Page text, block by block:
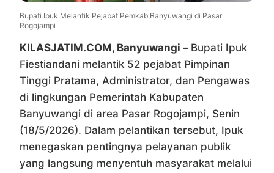
Bupati Ipuk Melantik Pejabat Pemkab Banyuwangi di Pasar
Rogojampi
KILASJATIM.COM, Banyuwangi – Bupati Ipuk
Fiestiandani melantik 52 pejabat Pimpinan
Tinggi Pratama, Administrator, dan Pengawas
di lingkungan Pemerintah Kabupaten
Banyuwangi di area Pasar Rogojampi, Senin
(18/5/2026). Dalam pelantikan tersebut, Ipuk
menegaskan pentingnya pelayanan publik
yang langsung menyentuh masyarakat melalui